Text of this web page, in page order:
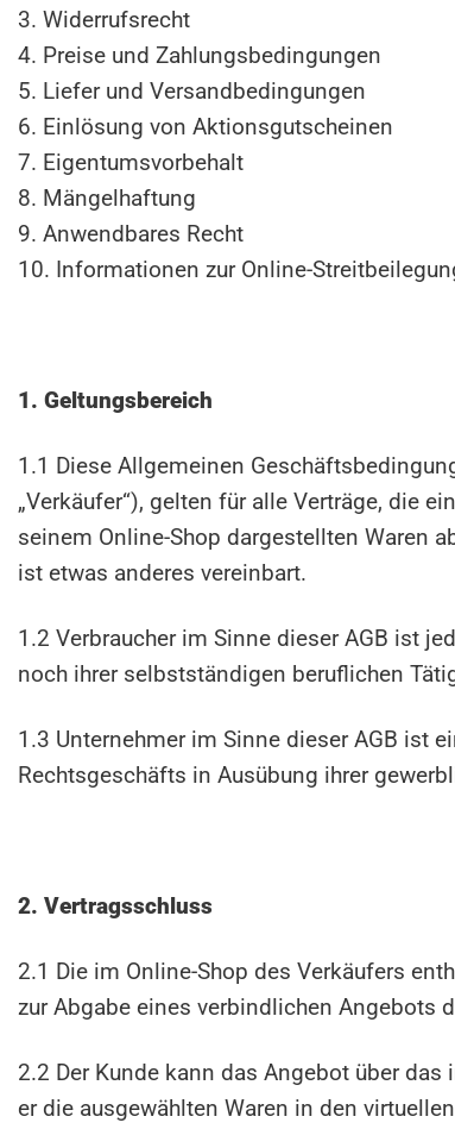
3. Widerrufsrecht
4. Preise und Zahlungsbedingungen
5. Liefer und Versandbedingungen
6. Einlösung von Aktionsgutscheinen
7. Eigentumsvorbehalt
8. Mängelhaftung
9. Anwendbares Recht
10. Informationen zur Online-
1. Geltungsbereich
1.1 Diese Allgemeinen
„Verkäufer“), gelten für alle Verträge, die
seinem Online-Shop dargestellten Waren
ist etwas anderes vereinbart.
1.2 Verbraucher im Sinne dieser AGB ist
noch ihrer selbstständigen beruflichen
1.3 Unternehmer im Sinne dieser AGB ist
Rechtsgeschäfts in Ausübung ihrer
2. Vertragsschluss
2.1 Die im Online-Shop des Verkäufers
zur Abgabe eines verbindlichen Angebots
2.2 Der Kunde kann das Angebot über
er die ausgewählten Waren in den